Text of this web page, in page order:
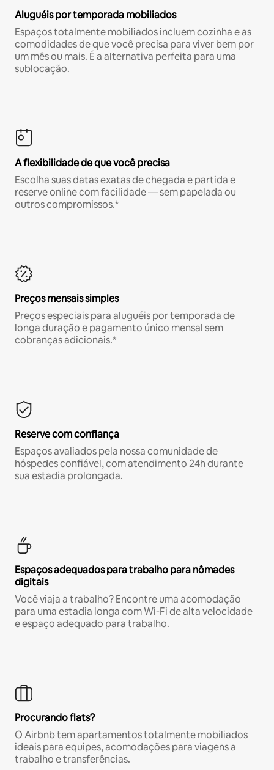
Aluguéis por temporada mobiliados
Espaços totalmente mobiliados incluem cozinha e as
comodidades de que você precisa para viver bem por
um mês ou mais. É a alternativa perfeita para uma
sublocação.
A flexibilidade de que você precisa
Escolha suas datas exatas de chegada e partida e
reserve online com facilidade — sem papelada ou
outros compromissos.*
Preços mensais simples
Preços especiais para aluguéis por temporada de
longa duração e pagamento único mensal sem
cobranças adicionais.*
Reserve com confiança
Espaços avaliados pela nossa comunidade de
hóspedes confiável, com atendimento 24h durante
sua estadia prolongada.
Espaços adequados para trabalho para nômades
digitais
Você viaja a trabalho? Encontre uma acomodação
para uma estadia longa com Wi-Fi de alta velocidade
e espaço adequado para trabalho.
Procurando flats?
O Airbnb tem apartamentos totalmente mobiliados
ideais para equipes, acomodações para viagens a
trabalho e transferências.